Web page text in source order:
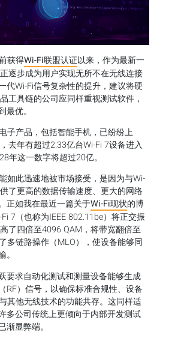
获得Wi-Fi联盟认证以来，作为最新一
逐步成为用户实现无所不在无线连接
代Wi-Fi信号复杂性的提升，建议将硬
工具链的公司应同样重视测试软件，
最优。
子产品，包括智能手机，已纷纷上
去年有超过2.33亿台Wi-Fi 7设备进入
年这一数字将超过20亿。
如此迅速地被市场接受，是因为与Wi-
了更高的数据传输速度、更大的网络
正如我在最近一篇关于Wi-Fi现状的博
7（也称为IEEE 802.11be）将正交振
了四倍至4096 QAM，将带宽翻倍至
多链路操作（MLO），使设备能够同
要求自动化测试和测量设备能够生成
RF）信号，以确保标准合规性、设备
其他无线技术的功能共存。这同样适
多公司传统上更倾向于内部开发测试
渐显弊端。